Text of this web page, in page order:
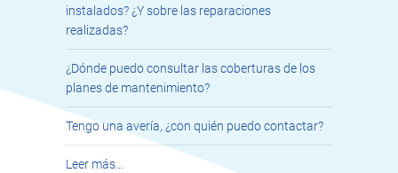
instalados? ¿Y sobre las reparaciones
realizadas?
¿Dónde puedo consultar las coberturas de los
planes de mantenimiento?
Tengo una avería, ¿con quién puedo contactar?
Leer más…